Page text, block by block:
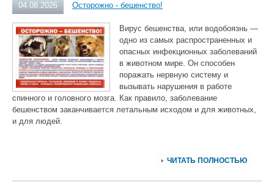
04.08.2026 Осторожно - бешенство!
Вирус бешенства, или водобоязнь —
одно из самых распространенных и
опасных инфекционных заболеваний
в животном мире. Он способен
поражать нервную систему и
вызывать нарушения в работе
спинного и головного мозга. Как правило, заболевание
бешенством заканчивается летальным исходом и для животных,
и для людей.
ЧИТАТЬ ПОЛНОСТЬЮ